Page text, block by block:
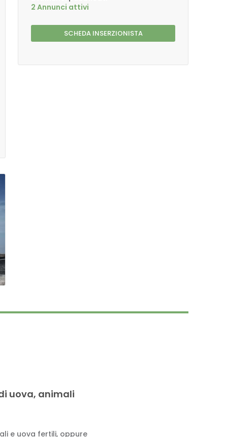
2 Annunci attivi
SCHEDA INSERZIONISTA
uova, animali
e uova fertili, oppure